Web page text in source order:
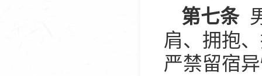
第七条
肩、拥抱
严禁留宿